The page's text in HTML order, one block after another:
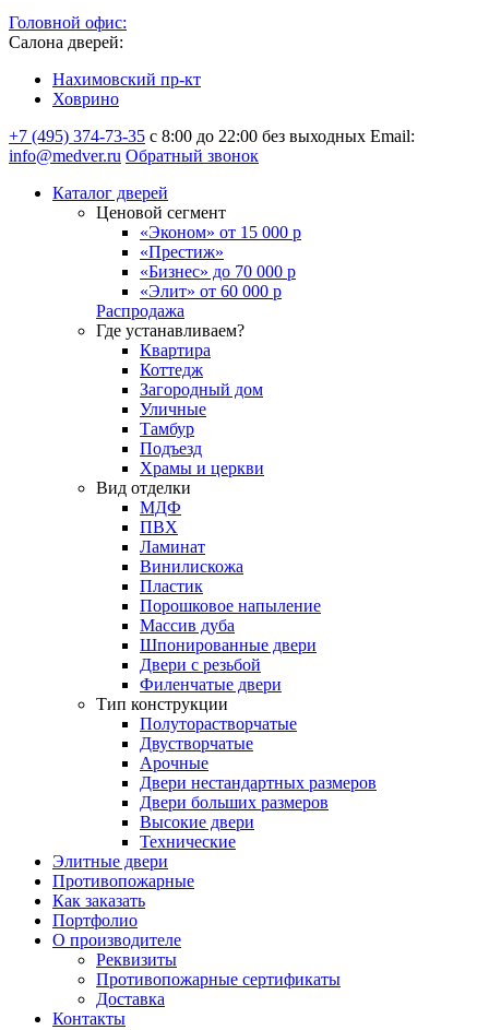
Головной офис:
Салона дверей:
Нахимовский пр-кт
Ховрино
+7 (495) 374-73-35 с 8:00 до 22:00 без выходных Email:
info@medver.ru Обратный звонок
Каталог дверей
Ценовой сегмент
«Эконом» от 15 000 р
«Престиж»
«Бизнес» до 70 000 р
«Элит» от 60 000 р
Распродажа
Где устанавливаем?
Квартира
Коттедж
Загородный дом
Уличные
Тамбур
Подъезд
Храмы и церкви
Вид отделки
МДФ
ПВХ
Ламинат
Винилискожа
Пластик
Порошковое напыление
Массив дуба
Шпонированные двери
Двери с резьбой
Филенчатые двери
Тип конструкции
Полуторастворчатые
Двустворчатые
Арочные
Двери нестандартных размеров
Двери больших размеров
Высокие двери
Технические
Элитные двери
Противопожарные
Как заказать
Портфолио
О производителе
Реквизиты
Противопожарные сертификаты
Доставка
Контакты